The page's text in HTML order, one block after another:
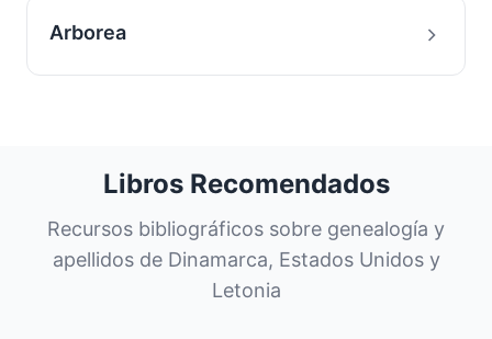
Arborea
Libros Recomendados
Recursos bibliográficos sobre genealogía y
apellidos de Dinamarca, Estados Unidos y
Letonia